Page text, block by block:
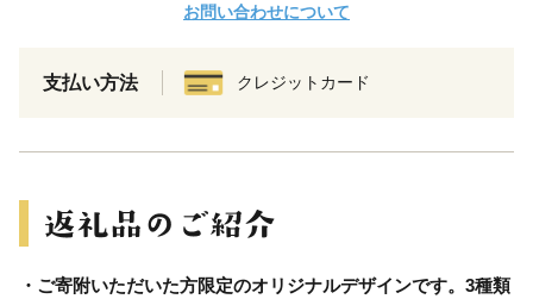
お問い合わせについて
支払い方法 クレジットカード
・ご寄附いただいた方限定のオリジナルデザインです。3種類